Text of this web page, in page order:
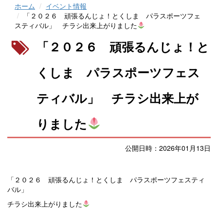
ホーム
イベント情報
「２０２６ 頑張るんじょ！とくしま パラスポーツフェ
スティバル」 チラシ出来上がりました
「２０２６ 頑張るんじょ！と
くしま パラスポーツフェス
ティバル」 チラシ出来上が
りました
公開日時：2026年01月13日
「２０２６ 頑張るんじょ！とくしま パラスポーツフェスティ
バル」
チラシ出来上がりました